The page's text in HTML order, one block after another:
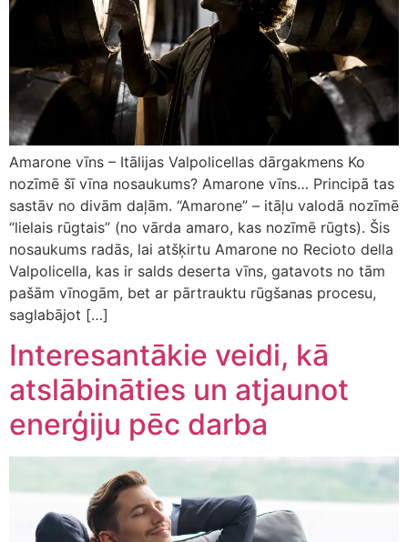
Amarone vīns – Itālijas Valpolicellas dārgakmens Ko
nozīmē šī vīna nosaukums? Amarone vīns… Principā tas
sastāv no divām daļām. “Amarone” – itāļu valodā nozīmē
“lielais rūgtais” (no vārda amaro, kas nozīmē rūgts). Šis
nosaukums radās, lai atšķirtu Amarone no Recioto della
Valpolicella, kas ir salds deserta vīns, gatavots no tām
pašām vīnogām, bet ar pārtrauktu rūgšanas procesu,
saglabājot […]
Interesantākie veidi, kā
atslābināties un atjaunot
enerģiju pēc darba